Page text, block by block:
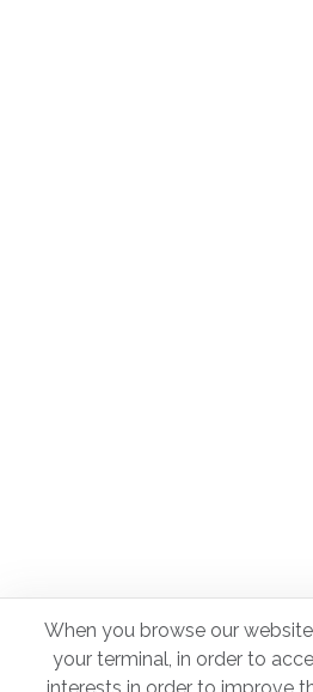
When you browse our
your terminal, in order to